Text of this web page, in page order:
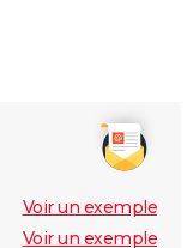
Voir un exemple
Voir un exemple